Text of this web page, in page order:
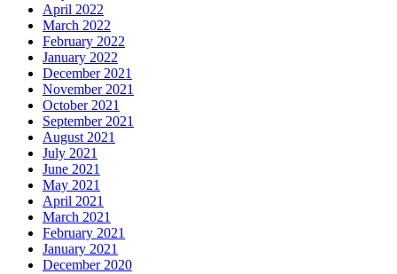
April 2022
March 2022
February 2022
January 2022
December 2021
November 2021
October 2021
September 2021
August 2021
July 2021
June 2021
May 2021
April 2021
March 2021
February 2021
January 2021
December 2020